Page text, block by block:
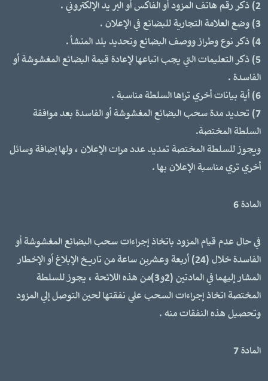
2) ذكر رقم هاتف المزود أو الفاكس أو البر يد الإلكتروني .
3) وضع العلامة التجارية للبضائع في الإعلان .
4) ذكر نوع وطراز ووصف البضائع وتحديد بلد المنشأ .
5) ذكر التعليمات التي يجب اتباعها لإعادة قيمة البضائع المغشوشة أو
الفاسدة .
6) أية بيانات أخري تراها السلطة مناسبة .
7) تحديد مدة سحب البضائع المغشوشة أو الفاسدة بعد موافقة
السلطة المختصة.
ويجوز للسلطة المختصة تمديد عدد مرات الإعلان ، ولها إضافة وسائل
أخري تري مناسبة الإعلان بها .
المادة 6
في حال عدم قيام المزود باتخاذ إجراءات سحب البضائع المغشوشة أو
الفاسدة خلال (24) أربعة وعشرين ساعة من تاريخ الإبلاغ أو الإخطار
المشار إليهما في المادتين (2و3)من هذه اللائحة ، يجوز للسلطة
المختصة اتخاذ إجراءات السحب علي نفقتها لحين التوصل إلي المزود
وتحصيل هذه النفقات منه .
المادة 7